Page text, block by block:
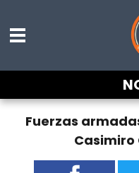
Fuerzas
Casimiro